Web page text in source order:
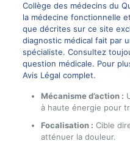
Collège des médecins du
la médecine fonctionnelle
que décrites sur ce site
diagnostic médical fait par
spécialiste. Consultez
question médicale. Pour
Avis Légal complet.
Mécanisme d’action :
à haute énergie pour
Focalisation : Cible
atténuer la douleur.